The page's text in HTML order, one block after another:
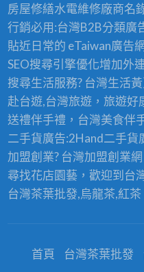
房屋修繕水電維修廠商名
行銷必用:台灣B2B分類廣
貼近日常的 eTaiwan廣告
SEO搜尋引擎優化增加外
搜尋生活服務? 台灣生活
赴台遊,台灣旅遊，旅遊好
送禮伴手禮，台灣美食伴
二手貨廣告:2Hand二手貨
加盟創業? 台灣加盟創業網
尋找花店園藝，歡迎到台
台灣茶葉批發,烏龍茶,紅茶
首頁 台灣茶葉批發